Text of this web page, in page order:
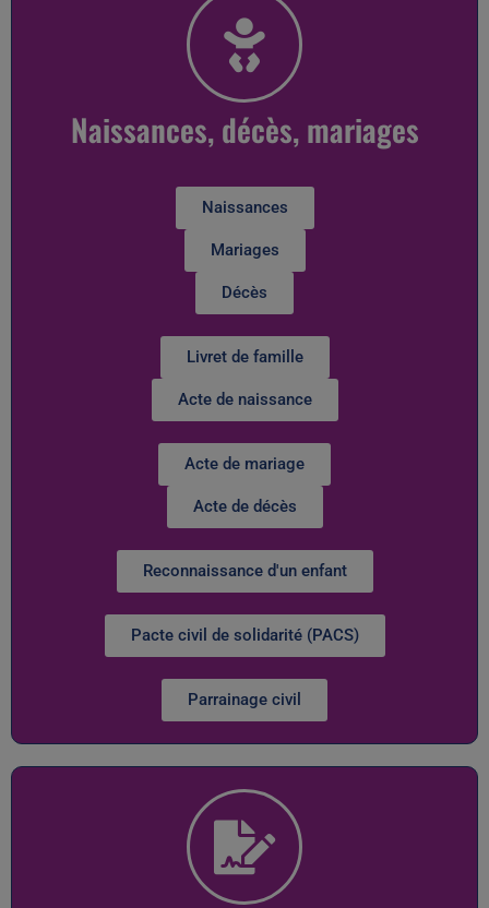
Naissances, décès, mariages
Naissances
Mariages
Décès
Livret de famille
Acte de naissance
Acte de mariage
Acte de décès
Reconnaissance d'un enfant
Pacte civil de solidarité (PACS)
Parrainage civil